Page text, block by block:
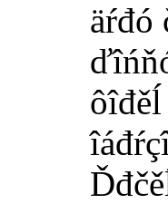
äŕđó